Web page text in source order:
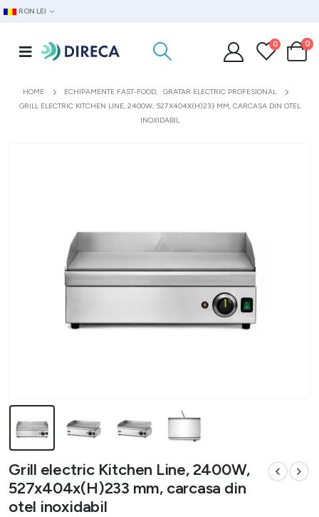
RON LEI
0 0
HOME ECHIPAMENTE FAST-FOOD,
GRATAR ELECTRIC PROFESIONAL
GRILL ELECTRIC KITCHEN LINE, 2400W, 527X404X(H)233 MM, CARCASA DIN OTEL
INOXIDABIL
Grill electric Kitchen Line, 2400W,
527x404x(H)233 mm, carcasa din
otel inoxidabil